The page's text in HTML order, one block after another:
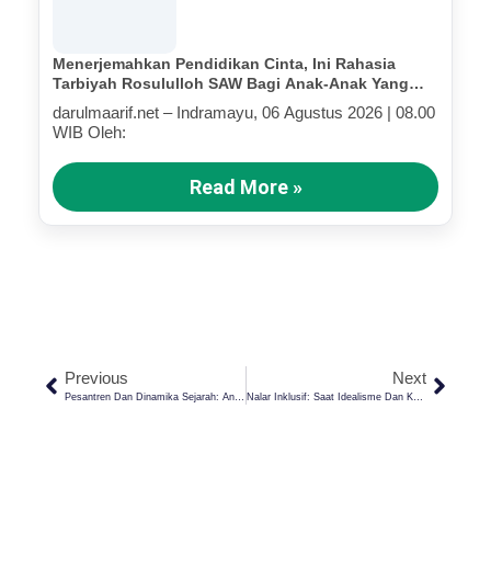
Menerjemahkan Pendidikan Cinta, Ini Rahasia
Tarbiyah Rosululloh SAW Bagi Anak-Anak Yang
Terluka (Bagian IV)
darulmaarif.net – Indramayu, 06 Agustus 2026 | 08.00
WIB Oleh:
Read More »
Previous
Pesantren Dan Dinamika Sejarah: Antara Romantisme Dan Realitas
Next
Nalar Inklusif: Saat Idealisme Dan Kepakaran Disembelih Di Meja Konsumerisme Digital